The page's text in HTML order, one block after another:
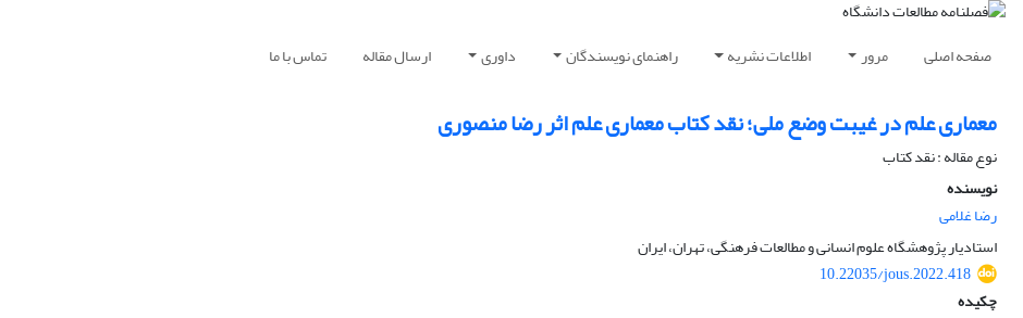
صفحه اصلی مرور اطلاعات نشریه راهنمای نویسندگان داوری ارسال مقاله تماس با ما
معماری علم در غیبت وضع ملی؛ نقد کتاب معماری علم اثر رضا منصوری
نوع مقاله : نقد کتاب
نویسنده
رضا غلامی
استادیار پژوهشگاه علوم انسانی و مطالعات فرهنگی، تهران، ایران
10.22035/jous.2022.418
چکیده